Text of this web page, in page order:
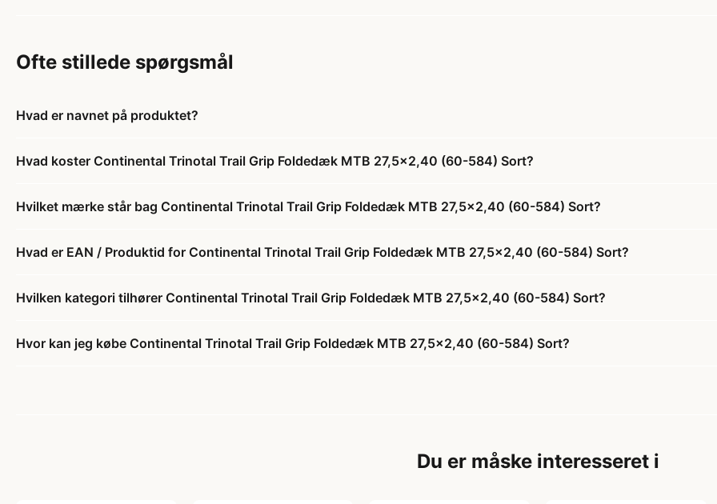
Ofte stillede spørgsmål
Hvad er navnet på produktet?
Hvad koster Continental Trinotal Trail Grip Foldedæk MTB 27,5x2,40 (60-584) Sort?
Hvilket mærke står bag Continental Trinotal Trail Grip Foldedæk MTB 27,5x2,40 (60-584) Sort?
Hvad er EAN / Produktid for Continental Trinotal Trail Grip Foldedæk MTB 27,5x2,40 (60-584) Sort?
Hvilken kategori tilhører Continental Trinotal Trail Grip Foldedæk MTB 27,5x2,40 (60-584) Sort?
Hvor kan jeg købe Continental Trinotal Trail Grip Foldedæk MTB 27,5x2,40 (60-584) Sort?
Du er måske interesseret i